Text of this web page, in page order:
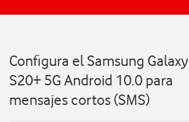
Configura el Samsung Galaxy
S20+ 5G Android 10.0 para
mensajes cortos (SMS)